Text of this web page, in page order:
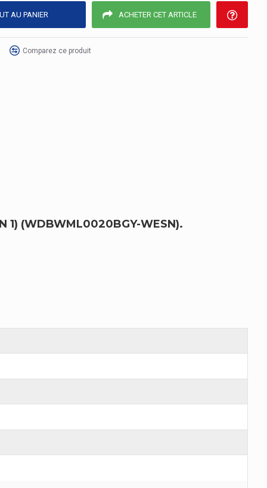
AU PANIER ACHETER CET ARTICLE
Comparez ce produit
1) (WDBWML0020BGY-WESN).